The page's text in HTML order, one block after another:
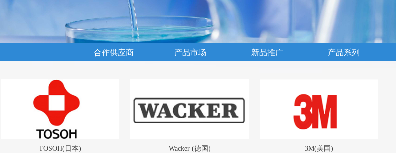
合作供应商 产品市场 新品推广 产品系列
TOSOH(日本) Wacker (德国) 3M(美国)